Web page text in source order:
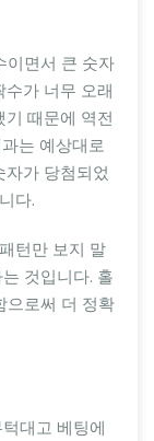
이면서 큰 숫자
가 너무 오래
때문에 역전
는 예상대로
가 당첨되었
다.
턴만 보지 말
것입니다. 홀
으로써 더 정확
대고 베팅에